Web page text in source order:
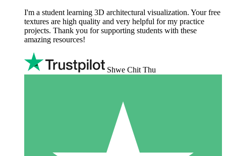
I'm a student learning 3D architectural visualization. Your free
textures are high quality and very helpful for my practice
projects. Thank you for supporting students with these
amazing resources!
Shwe Chit Thu